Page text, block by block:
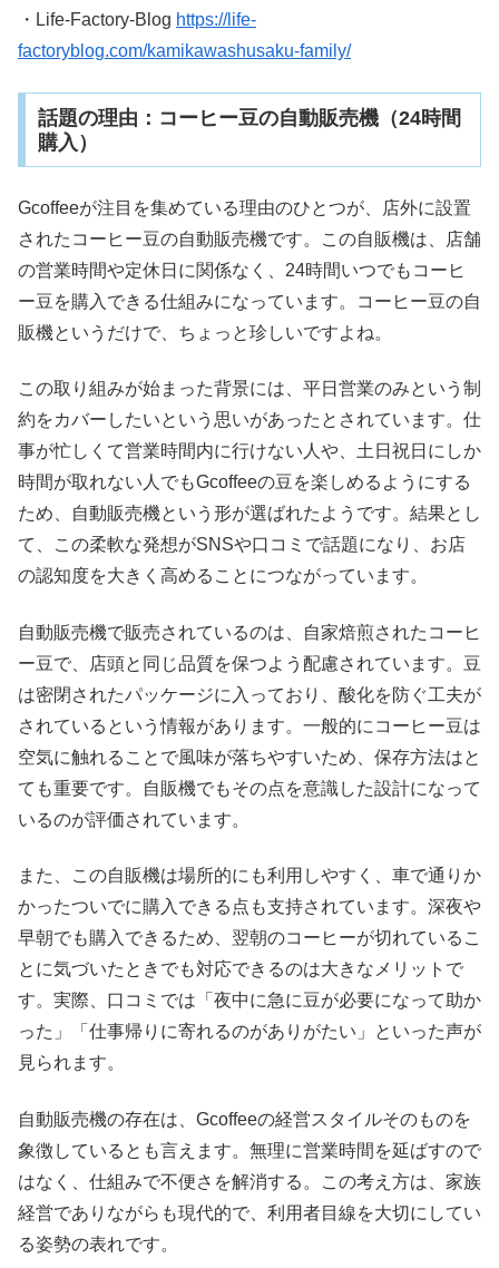
・Life-Factory-Blog https://life-
factoryblog.com/kamikawashusaku-family/
話題の理由：コーヒー豆の自動販売機（24時間
購入）
Gcoffeeが注目を集めている理由のひとつが、店外に設置
されたコーヒー豆の自動販売機です。この自販機は、店舗
の営業時間や定休日に関係なく、24時間いつでもコーヒ
ー豆を購入できる仕組みになっています。コーヒー豆の自
販機というだけで、ちょっと珍しいですよね。
この取り組みが始まった背景には、平日営業のみという制
約をカバーしたいという思いがあったとされています。仕
事が忙しくて営業時間内に行けない人や、土日祝日にしか
時間が取れない人でもGcoffeeの豆を楽しめるようにする
ため、自動販売機という形が選ばれたようです。結果とし
て、この柔軟な発想がSNSや口コミで話題になり、お店
の認知度を大きく高めることにつながっています。
自動販売機で販売されているのは、自家焙煎されたコーヒ
ー豆で、店頭と同じ品質を保つよう配慮されています。豆
は密閉されたパッケージに入っており、酸化を防ぐ工夫が
されているという情報があります。一般的にコーヒー豆は
空気に触れることで風味が落ちやすいため、保存方法はと
ても重要です。自販機でもその点を意識した設計になって
いるのが評価されています。
また、この自販機は場所的にも利用しやすく、車で通りか
かったついでに購入できる点も支持されています。深夜や
早朝でも購入できるため、翌朝のコーヒーが切れているこ
とに気づいたときでも対応できるのは大きなメリットで
す。実際、口コミでは「夜中に急に豆が必要になって助か
った」「仕事帰りに寄れるのがありがたい」といった声が
見られます。
自動販売機の存在は、Gcoffeeの経営スタイルそのものを
象徴しているとも言えます。無理に営業時間を延ばすので
はなく、仕組みで不便さを解消する。この考え方は、家族
経営でありながらも現代的で、利用者目線を大切にしてい
る姿勢の表れです。